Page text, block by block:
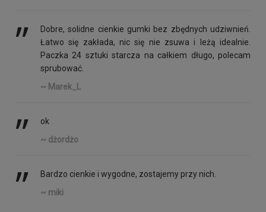
’’
Dobre, solidne cienkie gumki bez zbędnych udziwnień.
Łatwo się zakłada, nic się nie zsuwa i leżą idealnie.
Paczka 24 sztuki starcza na całkiem długo, polecam
sprubować.
~ Marek_L
’’
ok
~ dżordżo
’’
Bardzo cienkie i wygodne, zostajemy przy nich.
~ miki